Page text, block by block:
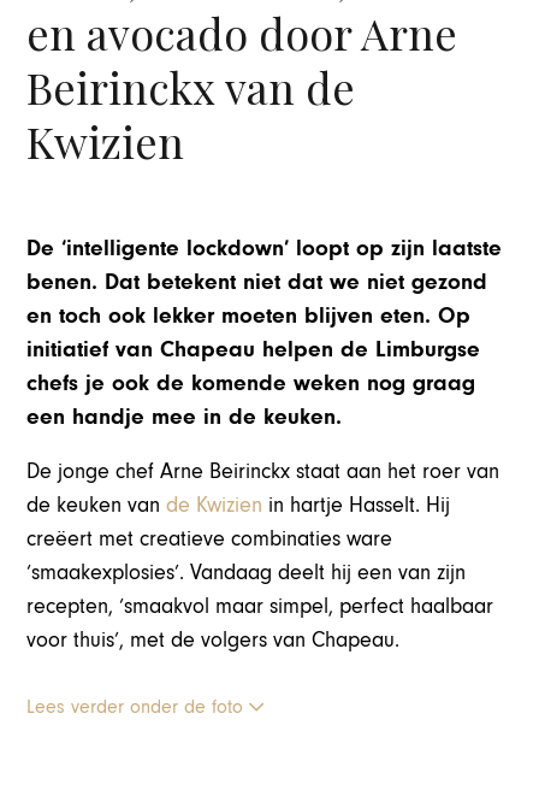
en avocado door Arne
Beirinckx van de
Kwizien
De ‘intelligente lockdown’ loopt op zijn laatste
benen. Dat betekent niet dat we niet gezond
en toch ook lekker moeten blijven eten. Op
initiatief van Chapeau helpen de Limburgse
chefs je ook de komende weken nog graag
een handje mee in de keuken.
De jonge chef Arne Beirinckx staat aan het roer van
de keuken vande Kwizien in hartje Hasselt. Hij
creëert met creatieve combinaties ware
‘smaakexplosies’. Vandaag deelt hij een van zijn
recepten, ‘smaakvol maar simpel, perfect haalbaar
voor thuis’, met de volgers van Chapeau.
Lees verder onder de foto